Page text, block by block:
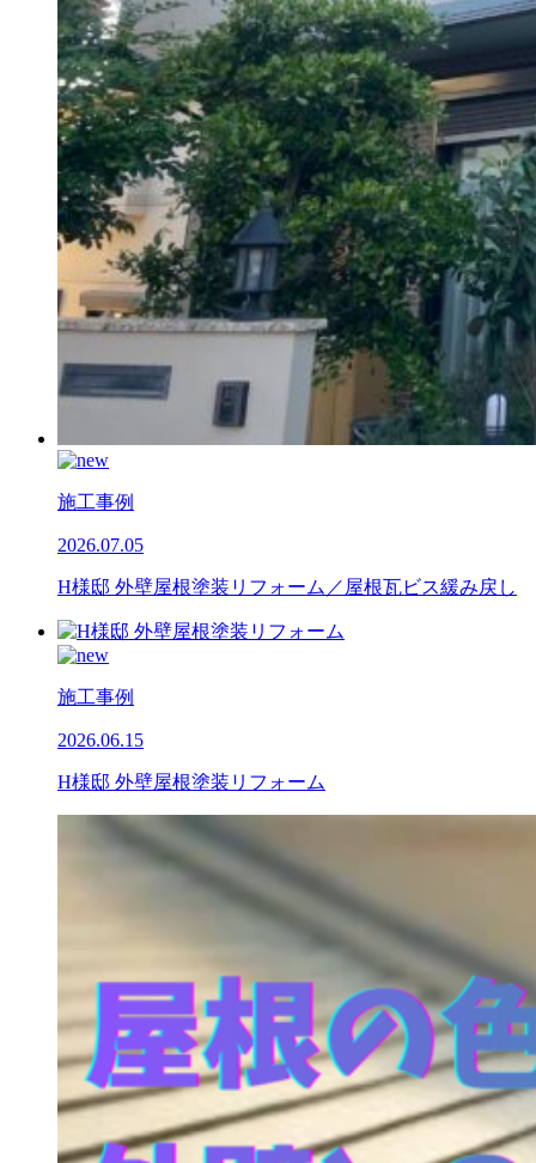
施工事例
2026.07.05
H様邸 外壁屋根塗装リフォーム／屋根瓦ビス緩み戻し
施工事例
2026.06.15
H様邸 外壁屋根塗装リフォーム